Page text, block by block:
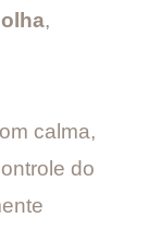
,
calma,
do